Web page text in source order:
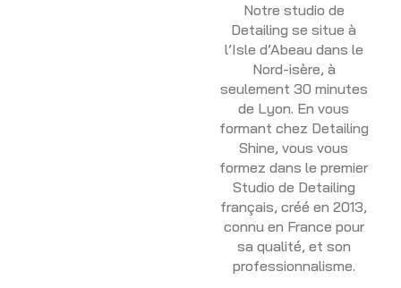
Notre studio de
Detailing se situe à
l’Isle d’Abeau dans le
Nord-isère, à
seulement 30 minutes
de Lyon. En vous
formant chez Detailing
Shine, vous vous
formez dans le premier
Studio de Detailing
français, créé en 2013,
connu en France pour
sa qualité, et son
professionnalisme.